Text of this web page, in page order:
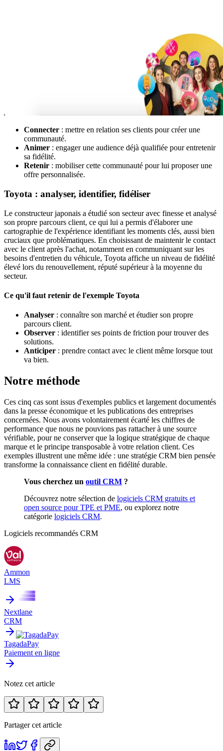
Connecter : mettre en relation ses clients pour créer une
communauté.
Animer : engager une audience déjà qualifiée pour entretenir
sa fidélité.
Retenir : mobiliser cette communauté pour lui proposer une
offre personnalisée.
Toyota : analyser, identifier, fidéliser
Le constructeur japonais a étudié son secteur avec finesse et analysé
son propre parcours client, ce qui lui a permis d'élaborer une
cartographie de l'expérience identifiant les moments clés, aussi bien
cruciaux que problématiques. En choisissant de maintenir le contact
avec le client après l'achat, notamment en communiquant sur les
besoins d'entretien du véhicule, Toyota affiche un niveau de fidélité
élevé lors du renouvellement, réputé supérieur à la moyenne du
secteur.
Ce qu'il faut retenir de l'exemple Toyota
Analyser : connaître son marché et étudier son propre
parcours client.
Observer : identifier ses points de friction pour trouver des
solutions.
Anticiper : prendre contact avec le client même lorsque tout
va bien.
Notre méthode
Ces cinq cas sont issus d'exemples publics et largement documentés
dans la presse économique et les publications des entreprises
concernées. Nous avons volontairement écarté les chiffres de
performance que nous ne pouvions pas rattacher à une source
vérifiable, pour ne conserver que la logique stratégique de chaque
marque et le principe transposable à votre relation client. Ces
exemples illustrent une même idée : une stratégie CRM bien pensée
transforme la connaissance client en fidélité durable.
Vous cherchez un outil CRM ?
Découvrez notre sélection de logiciels CRM gratuits et
open source pour TPE et PME, ou explorez notre
catégorie logiciels CRM.
Logiciels recommandés CRM
Ammon
LMS
Nextlane
CRM
TagadaPay
Paiement en ligne
Notez cet article
Partager cet article